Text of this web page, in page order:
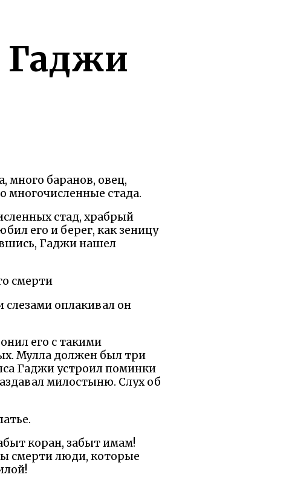
Гаджи
много баранов, овец,
многочисленные стада.
стад, храбрый
его и берег, как зеницу
Гаджи нашел
смерти
оплакивал он
его с такими
Мулла должен был три
Гаджи устроил поминки
милостыню. Слух об
коран, забыт имам!
смерти люди, которые